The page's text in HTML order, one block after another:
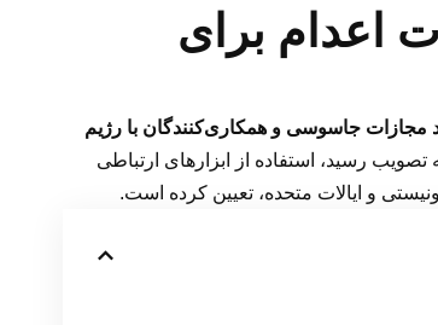
اعدام برای
مجازات جاسوسی و همکاری‌کنندگان با رژیم
موافق و بدون مخالف به تصویب رسید، استفاده از ابزارهای ارتباطی
و ایالات متحده، تعیین کرده است.